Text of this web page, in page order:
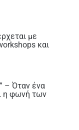
με
και
– Όταν ένα
η φωνή των